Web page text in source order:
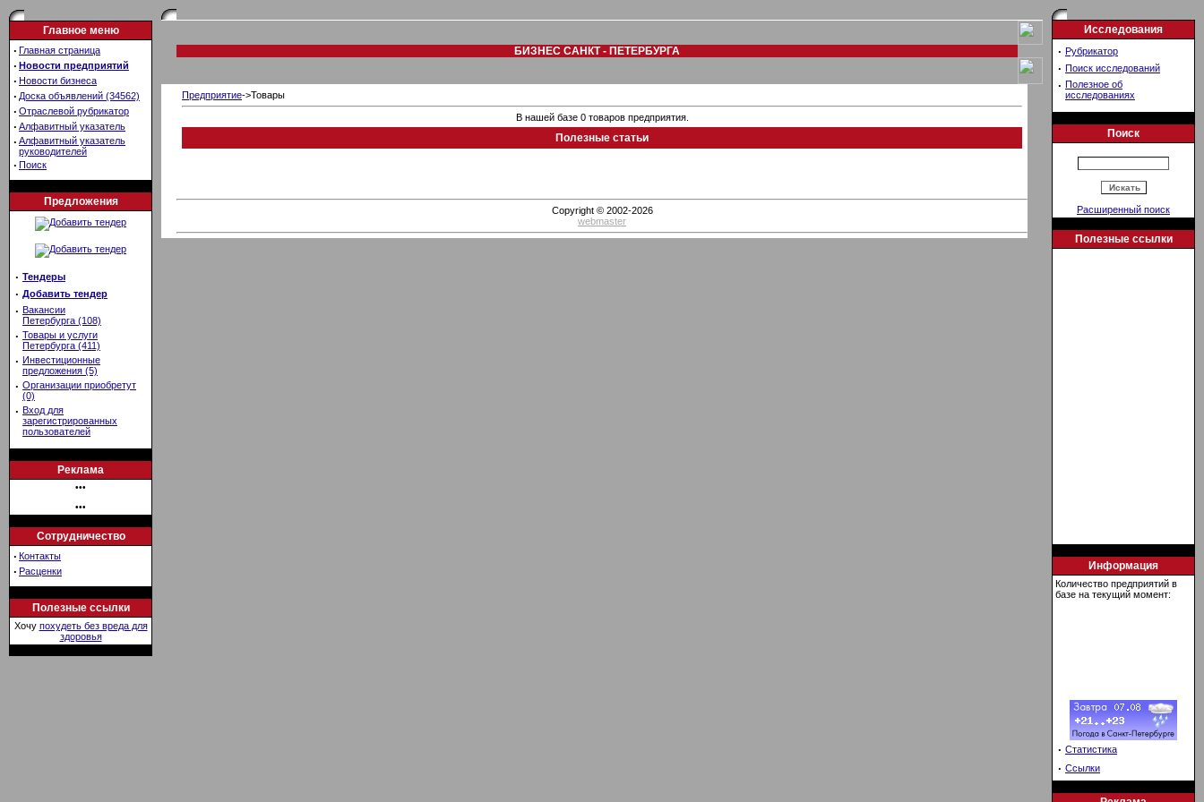
Главное меню
· Главная страница
· Новости предприятий
· Новости бизнеса
· Доска объявлений (34562)
· Отраслевой рубрикатор
· Алфавитный указатель
· Алфавитный указатель
руководителей
· Поиск
Предложения
· Тендеры
· Добавить тендер
· Вакансии
Петербурга (108)
· Товары и услуги
Петербурга (411)
· Инвестиционные
предложения (5)
· Организации приобретут
(0)
· Вход для
зарегистрированных
пользователей
Реклама
•••
•••
Сотрудничество
· Контакты
· Расценки
Полезные ссылки
Хочу похудеть без вреда для
здоровья
БИЗНЕС САНКТ - ПЕТЕРБУРГА
Предприятие->Товары
В нашей базе 0 товаров предприятия.
Полезные статьи
Copyright © 2002-2026
webmaster
Исследования
· Рубрикатор
· Поиск исследований
· Полезное об
исследованиях
Поиск
Расширенный поиск
Полезные ссылки
Информация
Количество предприятий в
базе на текущий момент:
· Статистика
· Ссылки